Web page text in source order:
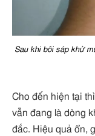
Sau khi bôi sáp khử
Cho đến hiện tại
vẫn đang là dòng
đắc. Hiệu quả ổn,